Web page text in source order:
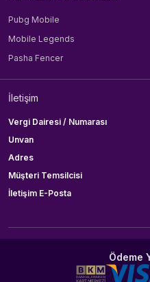
Pubg Mobile
Mobile Legends
Pasha Fencer
İletişim
Vergi Dairesi / Numarası
Unvan
Adres
Müşteri Temsilcisi
İletişim E-Posta
Ödeme